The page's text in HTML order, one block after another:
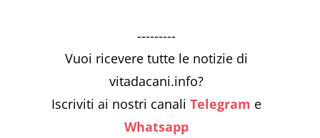
---------
Vuoi ricevere tutte le notizie di
vitadacani.info?
Iscriviti ai nostri canaliTelegram e
Whatsapp